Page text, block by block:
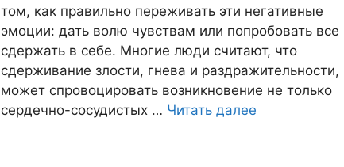
том, как правильно переживать эти негативные
эмоции: дать волю чувствам или попробовать все
сдержать в себе. Многие люди считают, что
сдерживание злости, гнева и раздражительности,
может спровоцировать возникновение не только
сердечно-сосудистых … Читать далее